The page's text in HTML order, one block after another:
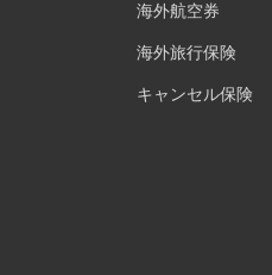
海外航空券
海外旅行保険
キャンセル保険